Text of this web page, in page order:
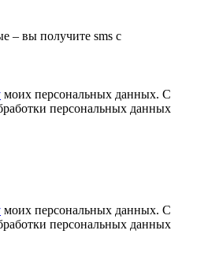
– вы получите sms с
моих персональных данных. С
персональных данных
моих персональных данных. С
персональных данных